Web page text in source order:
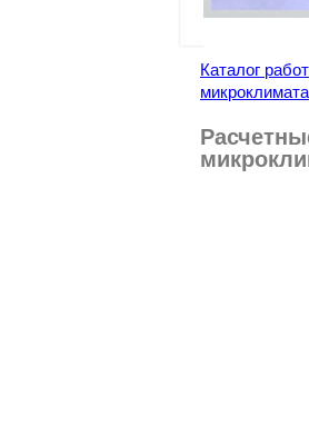
Каталог работ
микроклимата